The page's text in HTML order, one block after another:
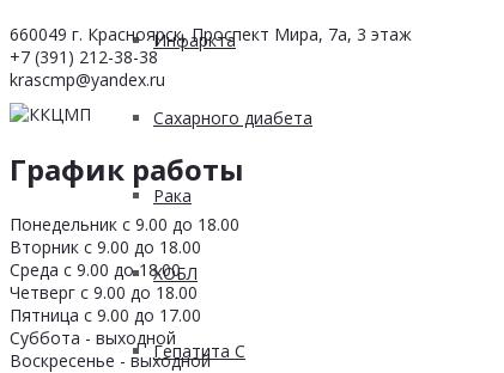
Инфаркта
Сахарного диабета
Рака
ХОБЛ
Гепатита С
660049 г. Красноярск, Проспект Мира, 7а, 3 этаж
+7 (391) 212-38-38
krascmp@yandex.ru
График работы
Понедельник с 9.00 до 18.00
Вторник с 9.00 до 18.00
Среда с 9.00 до 18.00
Четверг с 9.00 до 18.00
Пятница с 9.00 до 17.00
Суббота - выходной
Воскресенье - выходной